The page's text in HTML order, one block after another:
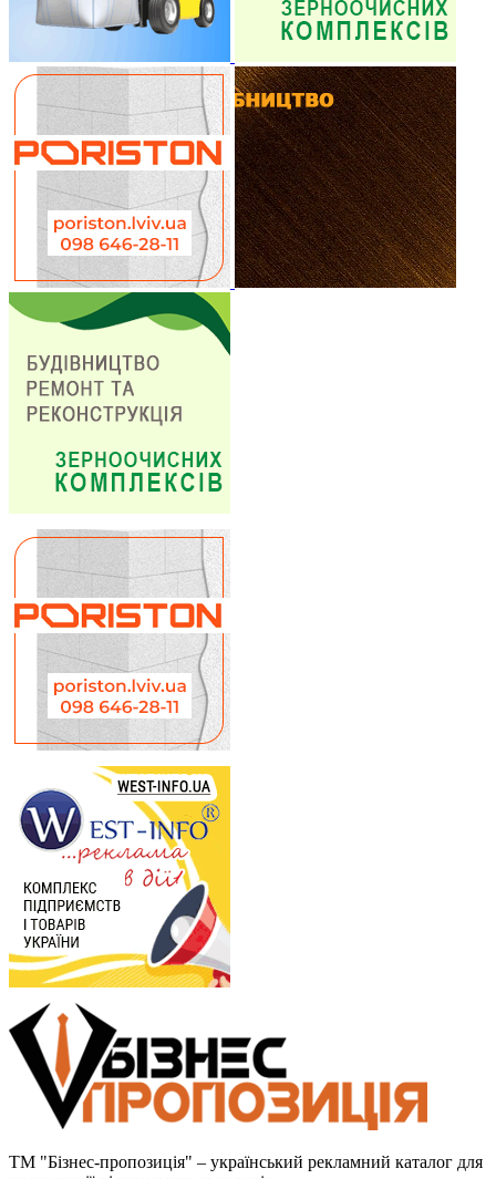
ТМ "Бізнес-пропозиція" – український рекламний каталог для